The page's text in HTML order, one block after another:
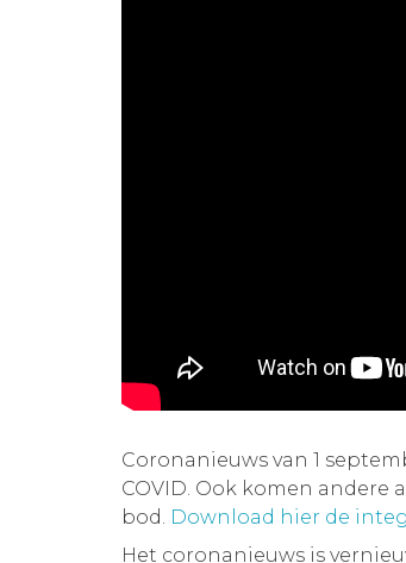
Coronanieuws van 1
COVID. Ook komen andere
bod. Download hier de
Het coronanieuws is